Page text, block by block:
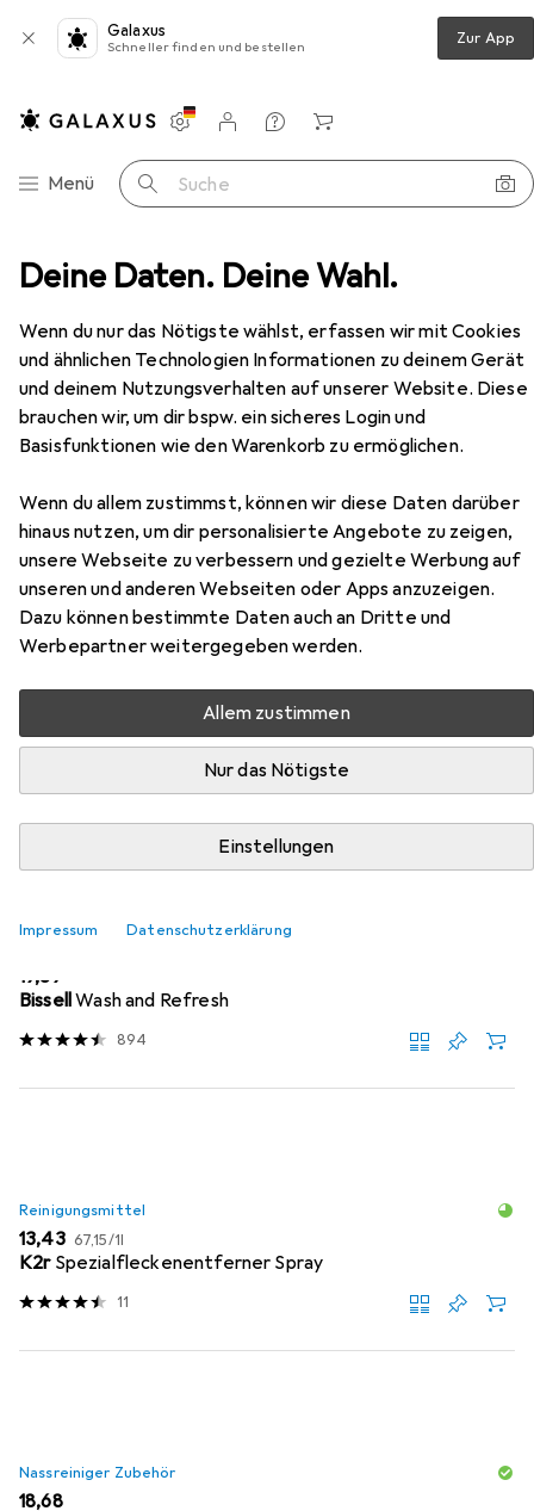
Deine Daten. Deine Wahl.
Wenn du nur das Nötigste wählst, erfassen wir mit Cookies
und ähnlichen Technologien Informationen zu deinem Gerät
und deinem Nutzungsverhalten auf unserer Website. Diese
brauchen wir, um dir bspw. ein sicheres Login und
Basisfunktionen wie den Warenkorb zu ermöglichen.
Wenn du allem zustimmst, können wir diese Daten darüber
hinaus nutzen, um dir personalisierte Angebote zu zeigen,
unsere Webseite zu verbessern und gezielte Werbung auf
unseren und anderen Webseiten oder Apps anzuzeigen.
Dazu können bestimmte Daten auch an Dritte und
Werbepartner weitergegeben werden.
Allem zustimmen
Nur das Nötigste
Einstellungen
Impressum Datenschutzerklärung
Galaxus
Schneller finden und bestellen Zur App
Navigation nach Kategorien
Menü Suche
Einstellungen
Kundenkonto
Vergleichslisten
Merklisten
Warenkorb
Snapstyle Hochflor Langflor Teppich Cottage
EUR
129,90
Snapstyle Hochflor Langflor Teppich
Cottage
Zubehör für Snapstyle Hochflor
Langflor Teppich Cottage
Hier findest du passendes Zubehör zum Produkt
Snapstyle Hochflor Langflor Teppich Cottage aus den
Kategorien Nassreiniger Zubehör und Reinigungsmittel.
Relevanz
EUR
19,89
BissellWash and Refresh
894
Reinigungsmittel
EUR
13,43 EUR
67,15/1l
K2r Spezialfleckenentferner Spray
11
Nassreiniger Zubehör
EUR
18,68